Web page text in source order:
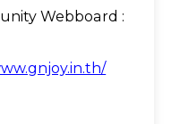
Webboard :